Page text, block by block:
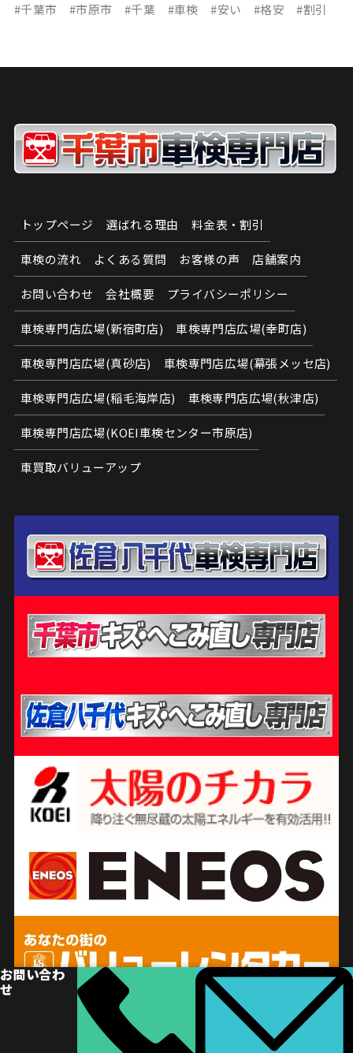
#千葉市 #市原市 #千葉 #車検 #安い #格安 #割引
お問い合わ
せ
トップページ 選ばれる理由 料金表・割引
車検の流れ よくある質問 お客様の声 店舗案内
お問い合わせ 会社概要 プライバシーポリシー
車検専門店広場(新宿町店) 車検専門店広場(幸町店)
車検専門店広場(真砂店) 車検専門店広場(幕張メッセ店)
車検専門店広場(稲毛海岸店) 車検専門店広場(秋津店)
車検専門店広場(KOEI車検センター市原店)
車買取バリューアップ
© 2024 千葉市車検専門店